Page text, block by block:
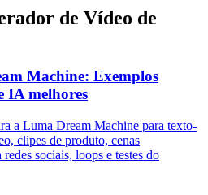
de Vídeo de
Machine: Exemplos
IA melhores
a Luma Dream Machine para texto-
clipes de produto, cenas
sociais, loops e testes do